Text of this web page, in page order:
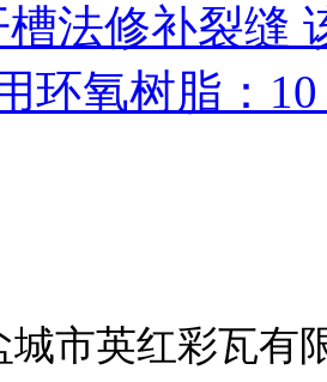
法修补裂缝
环氧树脂：
城市英红彩瓦有